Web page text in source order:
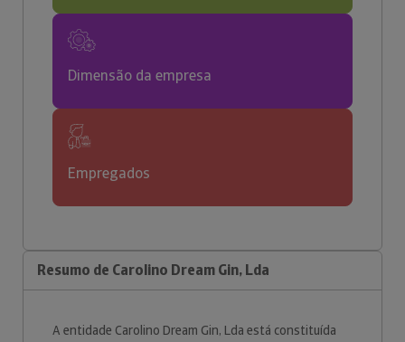
Dimensão da empresa
Empregados
Resumo de Carolino Dream Gin, Lda
A entidade Carolino Dream Gin, Lda está constituída